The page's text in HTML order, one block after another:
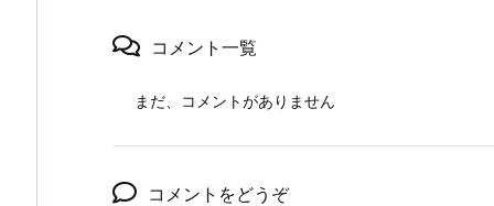
コメント一覧
まだ、コメントがありません
コメントをどうぞ